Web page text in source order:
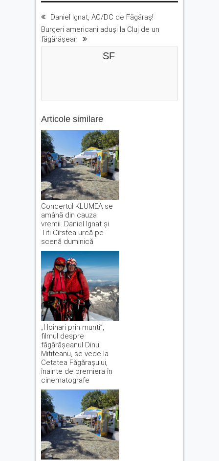
Daniel Ignat, AC/DC de Făgăraș!
Burgeri americani aduși la Cluj de un
făgărășean
SF
Articole similare
Concertul KLUMEA se
amână din cauza
vremii. Daniel Ignat și
Titi Cîrstea urcă pe
scenă duminică
„Hoinari prin munți”,
filmul despre
făgărășeanul Dinu
Mititeanu, se vede la
Cetatea Făgărașului,
înainte de premiera în
cinematografe